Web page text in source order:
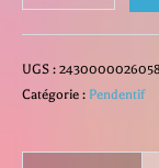
de
Arbre
UGS : 2430000026058
Catégorie : Pendentif